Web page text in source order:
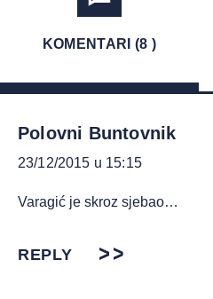
KOMENTARI (8 )
Polovni Buntovnik
23/12/2015 u 15:15
Varagić je skroz sjebao…
REPLY